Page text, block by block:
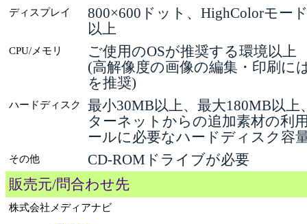
ディスプレイ
800×600ドット、HighColorモー
以上
CPU/メモリ
ご使用のOSが推奨する環境以上
(高解像度の画像の編集・印刷に
を推奨)
ハードディスク
最小30MB以上、最大180MB以上
ターネットからの追加素材の利
ールに必要なハードディスク容
その他 CD-ROMドライブが必要
販売元/問合わせ先
株式会社メディアナビ